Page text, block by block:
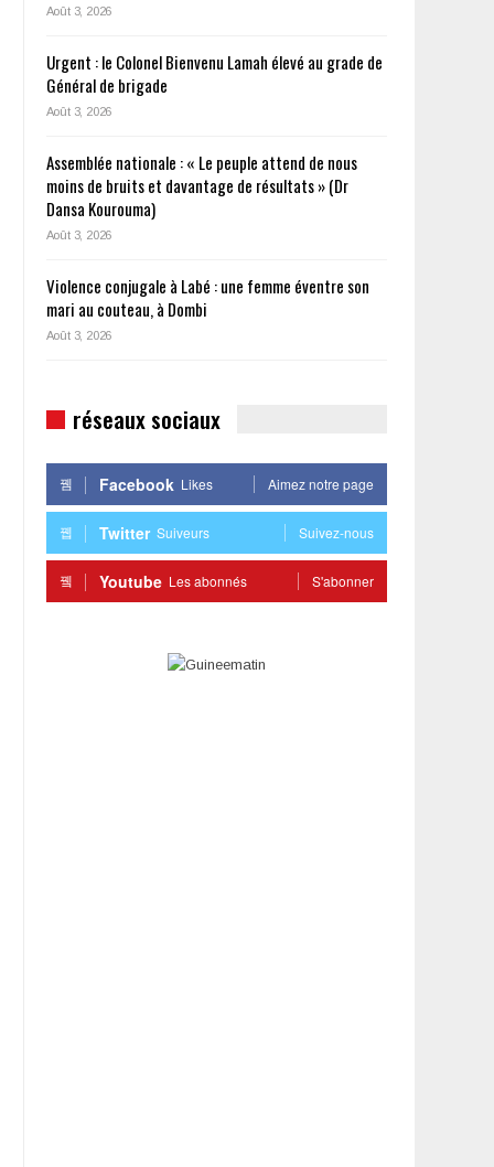
Août 3, 2026
Urgent : le Colonel Bienvenu Lamah élevé au grade de
Général de brigade
Août 3, 2026
Assemblée nationale : « Le peuple attend de nous
moins de bruits et davantage de résultats » (Dr
Dansa Kourouma)
Août 3, 2026
Violence conjugale à Labé : une femme éventre son
mari au couteau, à Dombi
Août 3, 2026
réseaux sociaux
Facebook Likes Aimez notre page
Twitter Suiveurs Suivez-nous
Youtube Les abonnés S'abonner